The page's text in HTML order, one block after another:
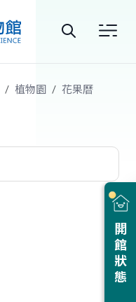
站
開館狀態
植物園
花果曆